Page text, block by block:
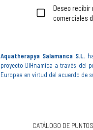
Deseo recibir
comerciales
Aquatherapya Salamanca S.L.
proyecto DIHnamica a través del
Europea en virtud del acuerdo de
CATÁLOGO DE PUNTOS